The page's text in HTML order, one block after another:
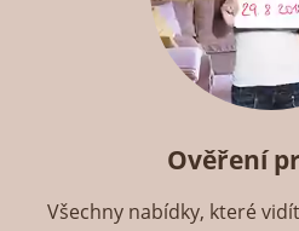
Ověření
Všechny nabídky, které